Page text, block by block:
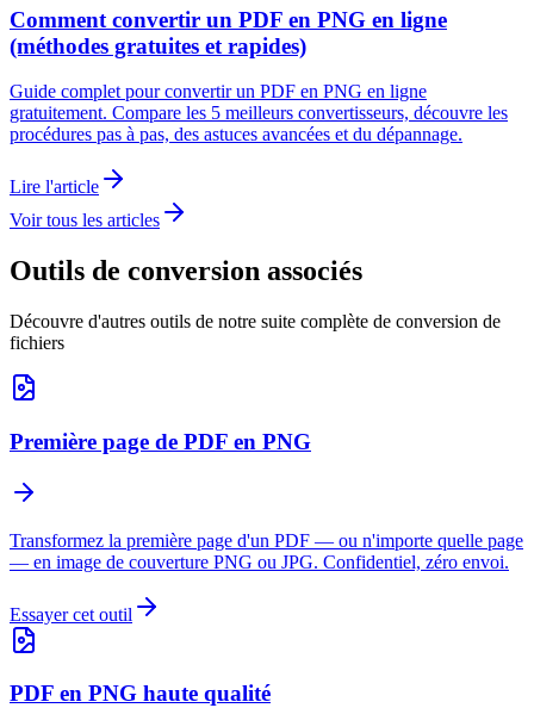
Comment convertir un PDF en PNG en ligne
(méthodes gratuites et rapides)
Guide complet pour convertir un PDF en PNG en ligne
gratuitement. Compare les 5 meilleurs convertisseurs, découvre les
procédures pas à pas, des astuces avancées et du dépannage.
Lire l'article
Voir tous les articles
Outils de conversion associés
Découvre d'autres outils de notre suite complète de conversion de
fichiers
Première page de PDF en PNG
Transformez la première page d'un PDF — ou n'importe quelle page
— en image de couverture PNG ou JPG. Confidentiel, zéro envoi.
Essayer cet outil
PDF en PNG haute qualité